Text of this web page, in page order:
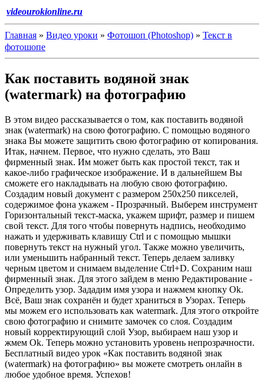
videourokionline.ru
Главная » Видео уроки » Фотошоп (Photoshop) » Текст в
фотошопе
Как поставить водяной знак
(watermark) на фотографию
В этом видео рассказывается о том, как поставить водяной
знак (watermark) на свою фотографию. С помощью водяного
знака Вы можете защитить свою фотографию от копирования.
Итак, начнем. Первое, что нужно сделать, это Ваш
фирменный знак. Им может быть как простой текст, так и
какое-либо графическое изображение. И в дальнейшем Вы
сможете его накладывать на любую свою фотографию.
Создадим новый документ с размером 250x250 пикселей,
содержимое фона укажем - Прозрачный. Выберем инструмент
Горизонтальный текст-маска, укажем шрифт, размер и пишем
свой текст. Для того чтобы повернуть надпись, необходимо
нажать и удерживать клавишу Ctrl и с помощью мышки
повернуть текст на нужный угол. Также можно увеличить,
или уменьшить набранный текст. Теперь делаем заливку
черным цветом и снимаем выделение Ctrl+D. Сохраним наш
фирменный знак. Для этого зайдем в меню Редактирование -
Определить узор. Зададим имя узора и нажмем кнопку Ok.
Всё, Ваш знак сохранён и будет храниться в Узорах. Теперь
мы можем его использовать как watermark. Для этого откройте
свою фотографию и снимите замочек со слоя. Создадим
новый корректирующий слой Узор, выбираем наш узор и
жмем Ok. Теперь можно установить уровень непрозрачности.
Бесплатный видео урок «Как поставить водяной знак
(watermark) на фотографию» вы можете смотреть онлайн в
любое удобное время. Успехов!